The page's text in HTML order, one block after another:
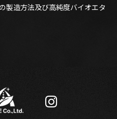
製造方法及び高純度バイオエタ
